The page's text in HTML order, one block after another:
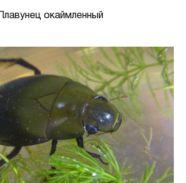
Плавунец окаймленный